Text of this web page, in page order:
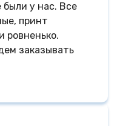
у нас. Все
принт
ровненько.
заказывать